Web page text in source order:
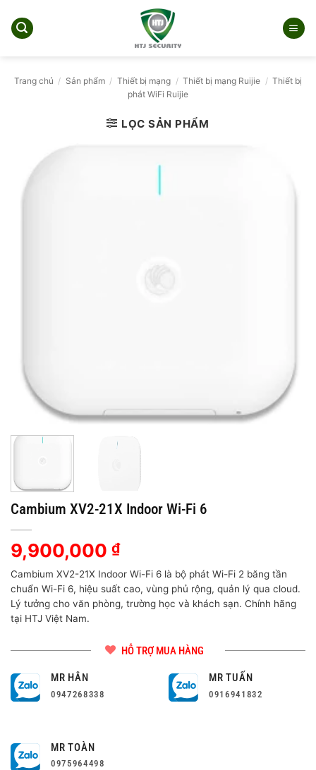
qua
Trang chủ / Sản phẩm / Thiết bị mạng / Thiết bị mạng Ruijie / Thiết bị
phát WiFi Ruijie
LỌC SẢN PHẨM
Cambium XV2-21X Indoor Wi-Fi 6
9,900,000 ₫
Cambium XV2-21X Indoor Wi-Fi 6 là bộ phát Wi-Fi 2 băng tần
chuẩn Wi-Fi 6, hiệu suất cao, vùng phủ rộng, quản lý qua cloud.
Lý tưởng cho văn phòng, trường học và khách sạn. Chính hãng
tại HTJ Việt Nam.
HỖ TRỢ MUA HÀNG
MR HÂN
0947268338
MR TUẤN
0916941832
MR TOÀN
0975964498